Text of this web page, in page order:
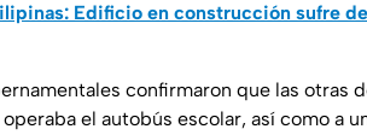
Edificio en construcción sufre
confirmaron que las otras
el autobús escolar, así como a